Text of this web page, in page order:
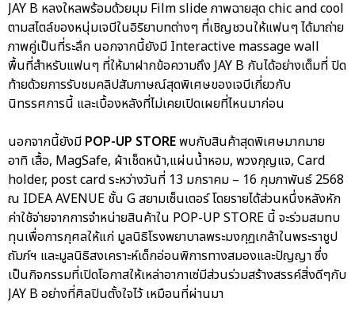
JAY B หลงใหลพร้อมด้วยมุม Film slide ภาพฉายสุด chic and cool
ตามสไตล์ของหนุ่มเจบีในอิริยาบทต่างๆ ที่เชิญชวนให้แฟนๆ ได้มาถ่าย
ภาพคู่เป็นที่ระลึก นอกจากนี้ยังมี Interactive massage wall
พื้นที่สำหรับแฟนๆ ที่ให้มาฝากข้อความถึง JAY B กันได้อย่างเต็มที่ ปิด
ท้ายด้วยการรับชมคลิปสัมภาษณ์สุดพิเศษของเจบีเกี่ยวกับ
นิทรรศการนี้ และเบื้องหลังที่ไม่เคยเปิดเผยที่ไหนมาก่อน
นอกจากนี้ยังมี POP-UP STOREพบกับสินค้าสุดพิเศษมากมาย
อาทิ เสื้อ, MagSafe, ผ้าเช็ดหน้า,แผ่นน้ำหอม, พวงกุญแจ, Card
holder, post card ระหว่างวันที่ 13 มกราคม – 16 กุมภาพันธ์ 2568
ณ IDEA AVENUE ชั้น G สยามเซ็นเตอร์ โดยรายได้ส่วนหนึ่งหลังหัก
ค่าใช้จ่ายจากการจำหน่ายสินค้าใน POP-UP STORE นี้ จะร่วมสมทบ
ทุนเพื่อการกุศลให้แก่ มูลนิธิโรงพยาบาลพระมงกุฎเกล้าในพระราชูป
ถัมภ์ฯ และมูลนิธิสงเคราะห์เด็กอ่อนพิการทางสมองและปัญญา ซึ่ง
เป็นกิจกรรมที่เปิดโอกาสให้เหล่าอากาเซ่มีส่วนร่วมสร้างสรรค์สิ่งดีๆกับ
JAY B อย่างที่ศิลปินตั้งใจไว้ เหมือนที่ผ่านมา